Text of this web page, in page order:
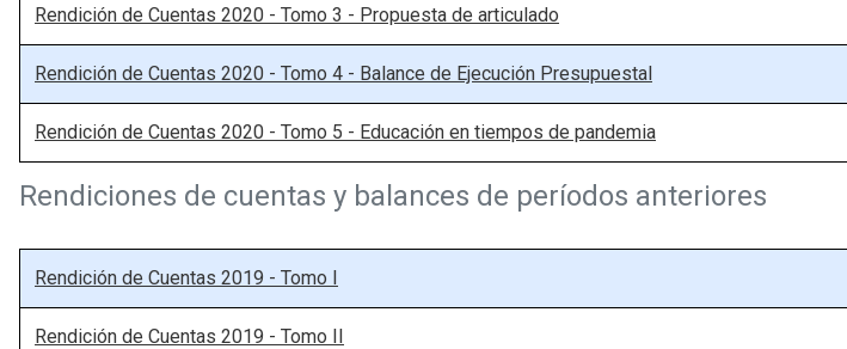
Rendición de Cuentas 2020 - Tomo 3 - Propuesta de articulado
Rendición de Cuentas 2020 - Tomo 4 - Balance de Ejecución Presupuestal
Rendición de Cuentas 2020 - Tomo 5 - Educación en tiempos de pandemia
Rendiciones de cuentas y balances de períodos anteriores
Rendición de Cuentas 2019 - Tomo I
Rendición de Cuentas 2019 - Tomo II